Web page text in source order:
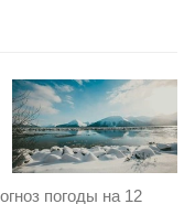
погоды на 12